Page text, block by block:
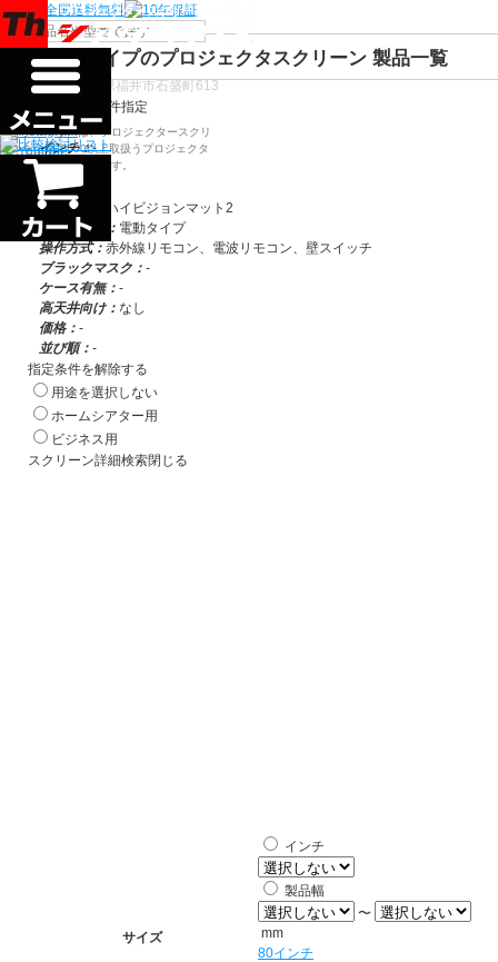
検索 電動タイプのプロジェクタスクリーン 製品一覧
スクリーン条件指定
絞り込み条件
インチ：-
製品幅：
画面比率：
生地種類：
ハイビジョンマット2
製品タイプ： 電動タイプ
操作方式： 赤外線リモコン、電波リモコン、壁スイッチ
ブラックマスク： -
ケース有無： -
高天井向け： なし
価格： -
並び順： -
指定条件を解除する
用途を選択しない
ホームシアター用
ビジネス用
スクリーン詳細検索閉じる
サイズ
インチ
製品幅
〜
mm
80インチ
〒910-0122 福井県福井市石盛町613
シアターハウスは、プロジェクタースクリ
ーンを全部で500以上取扱うプロジェクタ
ースクリーン専門店です。